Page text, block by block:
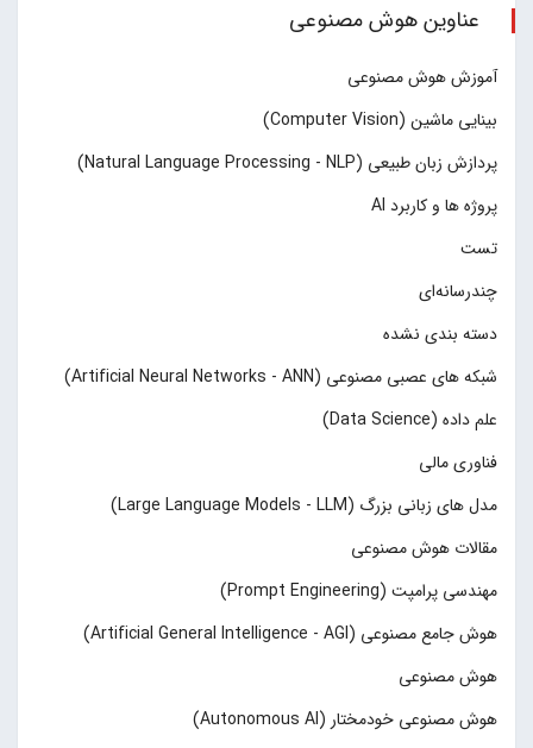
عناوین هوش مصنوعی
آموزش هوش مصنوعی
بینایی ماشین (Computer Vision)
پردازش زبان طبیعی (Natural Language Processing - NLP)
پروژه ها و کاربرد AI
تست
چند‌‌رسانه‌ای
دسته بندی نشده
شبکه های عصبی مصنوعی (Artificial Neural Networks - ANN)
علم داده (Data Science)
فناوری مالی
مدل های زبانی بزرگ (Large Language Models - LLM)
مقالات هوش مصنوعی
مهندسی پرامپت (Prompt Engineering)
هوش جامع مصنوعی (Artificial General Intelligence - AGI)
هوش مصنوعی
هوش مصنوعی خودمختار (Autonomous AI)